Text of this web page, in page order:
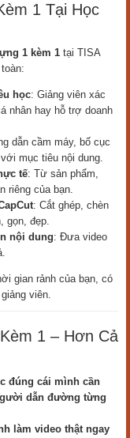
1 Tại Học
1 kèm 1 tại TISA
học: Giảng viên xác
nhân hay hỗ trợ doanh
dẫn cầm máy, bố cục
mục tiêu nội dung.
tế: Từ sản phẩm,
riêng của bạn.
: Cắt ghép, chèn
gọn, đẹp.
nội dung: Đưa video
gian rảnh của bạn, có
viên.
1 – Hơn Cả
đúng cái mình cần
dẫn đường từng
làm video thật ngay